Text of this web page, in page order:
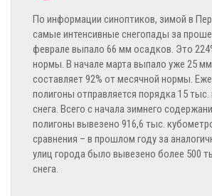
По информации синоптиков, зимой в
самые интенсивные снегопады за
феврале выпало 66 мм осадков. Это
нормы. В начале марта выпало уже 25
составляет 92% от месячной нормы.
полигоны отправляется порядка 15
снега. Всего с начала зимнего
полигоны вывезено 916,6 тыс.
сравнения – в прошлом году за
улиц города было вывезено более 500
снега.